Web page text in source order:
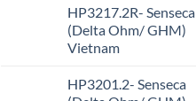
HP3217.2R- Senseca
(Delta Ohm/ GHM)
Vietnam
HP3201.2- Senseca